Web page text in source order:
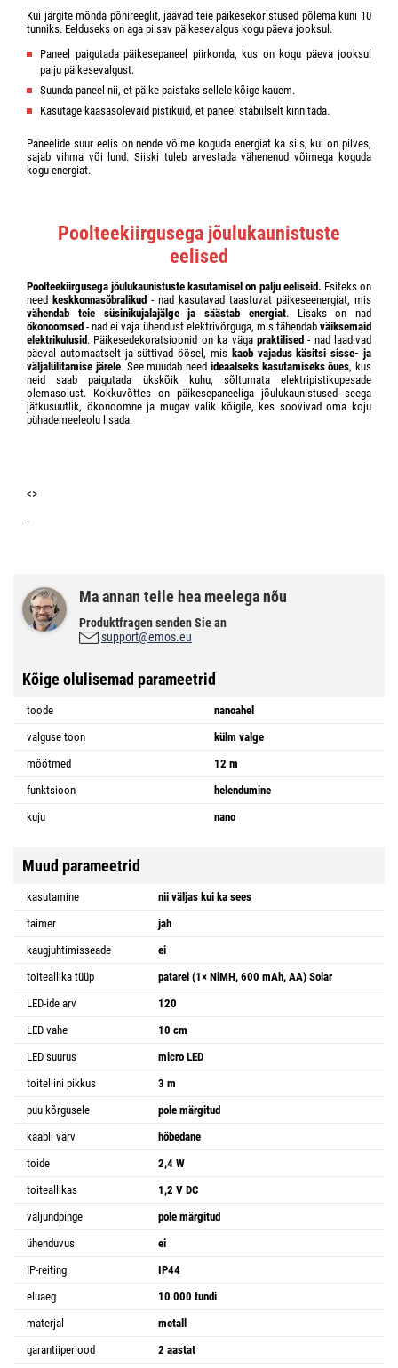
Kui järgite mõnda põhireeglit, jäävad teie päikesekoristused põlema kuni 10
tunniks. Eelduseks on aga piisav päikesevalgus kogu päeva jooksul.
Paneel paigutada päikesepaneel piirkonda, kus on kogu päeva jooksul
palju päikesevalgust.
Suunda paneel nii, et päike paistaks sellele kõige kauem.
Kasutage kaasasolevaid pistikuid, et paneel stabiilselt kinnitada.
Paneelide suur eelis on nende võime koguda energiat ka siis, kui on pilves,
sajab vihma või lund. Siiski tuleb arvestada vähenenud võimega koguda
kogu energiat.
Poolteekiirgusega jõulukaunistuste
eelised
Poolteekiirgusega jõulukaunistuste kasutamisel on palju eeliseid. Esiteks on
need keskkonnasõbralikud - nad kasutavad taastuvat päikeseenergiat, mis
vähendab teie süsinikujalajälge ja säästab energiat. Lisaks on nad
ökonoomsed - nad ei vaja ühendust elektrivõrguga, mis tähendab väiksemaid
elektrikulusid . Päikesedekoratsioonid on ka väga praktilised - nad laadivad
päeval automaatselt ja süttivad öösel, mis kaob vajadus käsitsi sisse- ja
väljalülitamise järele. See muudab need ideaalseks kasutamiseks õues, kus
neid saab paigutada ükskõik kuhu, sõltumata elektripistikupesade
olemasolust. Kokkuvõttes on päikesepaneeliga jõulukaunistused seega
jätkusuutlik, ökonoomne ja mugav valik kõigile, kes soovivad oma koju
pühademeeleolu lisada.
<>
.
Ma annan teile hea meelega nõu
Produktfragen senden Sie an
support@emos.eu
Kõige olulisemad parameetrid
toode
nanoahel
valguse toon
külm valge
mõõtmed
12 m
funktsioon
helendumine
kuju
nano
Muud parameetrid
kasutamine
nii väljas kui ka sees
taimer
jah
kaugjuhtimisseade
ei
toiteallika tüüp
patarei (1× NiMH, 600 mAh, AA) Solar
LED-ide arv
120
LED vahe
10 cm
LED suurus
micro LED
toiteliini pikkus
3 m
puu kõrgusele
pole märgitud
kaabli värv
hõbedane
toide
2,4 W
toiteallikas
1,2 V DC
väljundpinge
pole märgitud
ühenduvus
ei
IP-reiting
IP44
eluaeg
10 000 tundi
materjal
metall
garantiiperiood
2 aastat